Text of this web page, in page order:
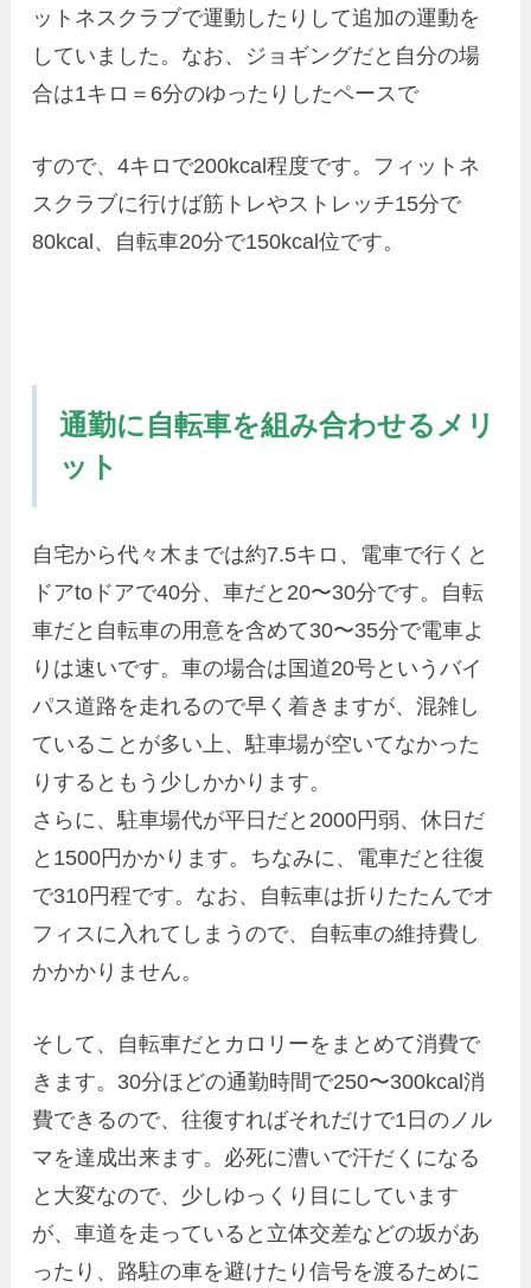
ットネスクラブで運動したりして追加の運動を
していました。なお、ジョギングだと自分の場
合は1キロ＝6分のゆったりしたペースで
すので、4キロで200kcal程度です。フィットネ
スクラブに行けば筋トレやストレッチ15分で
80kcal、自転車20分で150kcal位です。
通勤に自転車を組み合わせるメリ
ット
自宅から代々木までは約7.5キロ、電車で行くと
ドアtoドアで40分、車だと20〜30分です。自転
車だと自転車の用意を含めて30〜35分で電車よ
りは速いです。車の場合は国道20号というバイ
パス道路を走れるので早く着きますが、混雑し
ていることが多い上、駐車場が空いてなかった
りするともう少しかかります。
さらに、駐車場代が平日だと2000円弱、休日だ
と1500円かかります。ちなみに、電車だと往復
で310円程です。なお、自転車は折りたたんでオ
フィスに入れてしまうので、自転車の維持費し
かかかりません。
そして、自転車だとカロリーをまとめて消費で
きます。30分ほどの通勤時間で250〜300kcal消
費できるので、往復すればそれだけで1日のノル
マを達成出来ます。必死に漕いで汗だくになる
と大変なので、少しゆっくり目にしています
が、車道を走っていると立体交差などの坂があ
ったり、路駐の車を避けたり信号を渡るために